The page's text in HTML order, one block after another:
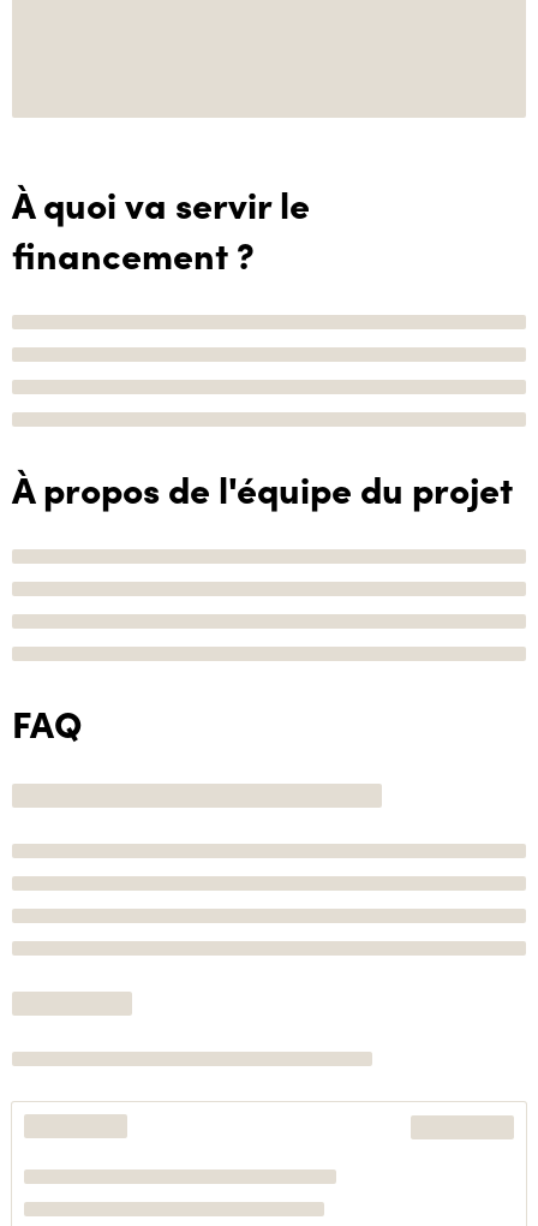
À quoi va servir le
financement ?
À propos de l'équipe du projet
FAQ